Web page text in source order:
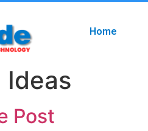
Home
Ideas
Post